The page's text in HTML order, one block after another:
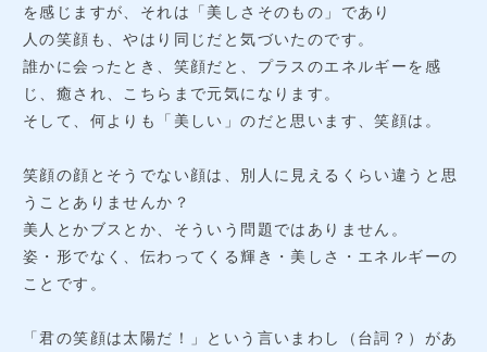
を感じますが、それは「美しさそのもの」であり
人の笑顔も、やはり同じだと気づいたのです。
誰かに会ったとき、笑顔だと、プラスのエネルギーを感
じ、癒され、こちらまで元気になります。
そして、何よりも「美しい」のだと思います、笑顔は。
笑顔の顔とそうでない顔は、別人に見えるくらい違うと思
うことありませんか？
美人とかブスとか、そういう問題ではありません。
姿・形でなく、伝わってくる輝き・美しさ・エネルギーの
ことです。
「君の笑顔は太陽だ！」という言いまわし（台詞？）があ